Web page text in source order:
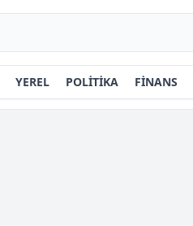
YEREL POLİTİKA FİNANS